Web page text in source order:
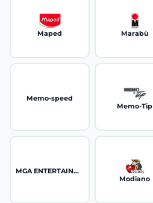
Maped Marabù
Memo-speed
Memo-Tip
MGA ENTERTAINMENT
Modiano